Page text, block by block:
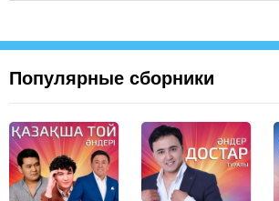
Популярные сборники